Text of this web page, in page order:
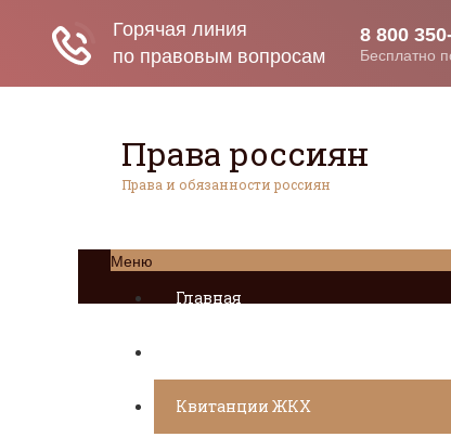
Права россиян
Права и обязанности россиян
Меню
Главная
Квитанции ЖКХ